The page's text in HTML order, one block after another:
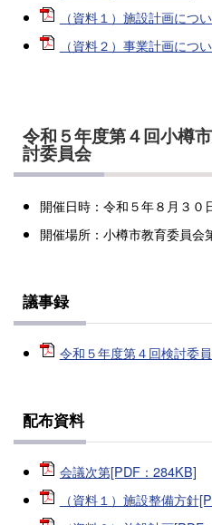
（資料１）施設計画につ
（資料２）事業計画につ
令和５年度第４回小樽
討委員会
開催日時：令和５年８月３０
開催場所：小樽市教育委員会
議事録
令和５年度第４回検討委
配布資料
会議次第[PDF：284KB]
（資料１）施設整備方針